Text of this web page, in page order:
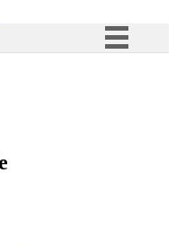
à informação